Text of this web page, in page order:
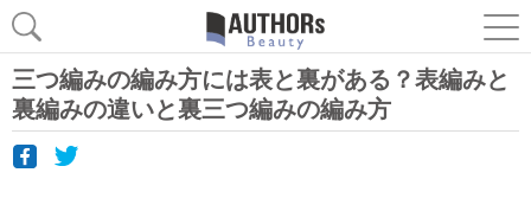
三つ編みの編み方には表と裏がある？表編みと
裏編みの違いと裏三つ編みの編み方